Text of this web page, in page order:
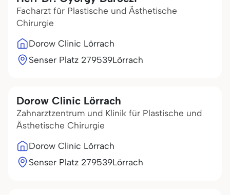
Facharzt für Plastische und Ästhetische
Chirurgie
Dorow Clinic Lörrach
Senser Platz 279539Lörrach
Dorow Clinic Lörrach
Zahnarztzentrum und Klinik für Plastische und
Ästhetische Chirurgie
Dorow Clinic Lörrach
Senser Platz 279539Lörrach